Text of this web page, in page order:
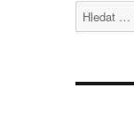
Hledat: